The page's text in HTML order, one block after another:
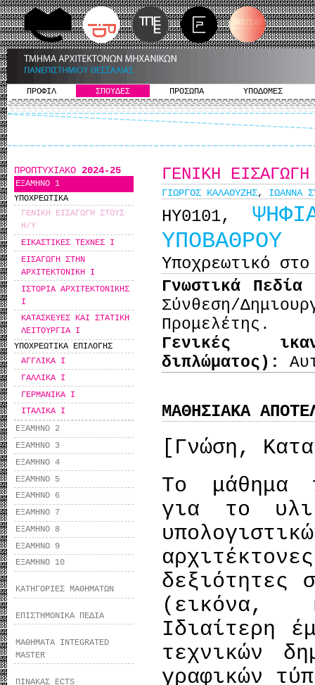
ΠΡΟΦΙΛ ΣΠΟΥΔΕΣ ΠΡΟΣΩΠΑ ΥΠΟΔΟΜΕΣ
ΠΡΟΠΤΥΧΙΑΚΟ 2024-25
ΕΞΑΜΗΝΟ 1
ΥΠΟΧΡΕΩΤΙΚΑ
ΓΕΝΙΚΗ ΕΙΣΑΓΩΓΗ ΣΤΟΥΣ
Η/Υ
ΕΙΚΑΣΤΙΚΕΣ ΤΕΧΝΕΣ Ι
ΕΙΣΑΓΩΓΗ ΣΤΗΝ
ΑΡΧΙΤΕΚΤΟΝΙΚΗ Ι
ΙΣΤΟΡΙΑ ΑΡΧΙΤΕΚΤΟΝΙΚΗΣ
Ι
ΚΑΤΑΣΚΕΥΕΣ ΚΑΙ ΣΤΑΤΙΚΗ
ΛΕΙΤΟΥΡΓΙΑ Ι
ΥΠΟΧΡΕΩΤΙΚΑ ΕΠΙΛΟΓΗΣ
ΑΓΓΛΙΚΑ Ι
ΓΑΛΛΙΚΑ Ι
ΓΕΡΜΑΝΙΚΑ Ι
ΙΤΑΛΙΚΑ Ι
ΕΞΑΜΗΝΟ 2
ΕΞΑΜΗΝΟ 3
ΕΞΑΜΗΝΟ 4
ΕΞΑΜΗΝΟ 5
ΕΞΑΜΗΝΟ 6
ΕΞΑΜΗΝΟ 7
ΕΞΑΜΗΝΟ 8
ΕΞΑΜΗΝΟ 9
ΕΞΑΜΗΝΟ 10
ΚΑΤΗΓΟΡΙΕΣ ΜΑΘΗΜΑΤΩΝ
ΕΠΙΣΤΗΜΟΝΙΚΑ ΠΕΔΙΑ
ΜΑΘΗΜΑΤΑ INTEGRATED
MASTER
ΠΙΝΑΚΑΣ ECTS
ΓΕΝΙΚΗ
ΓΙΩΡΓΟΣ ΚΑΛΑΟΥΖΗΣ, ΙΩΑΝΝΑ
ΗΥ0101,
ΥΠΟΒΑΘΡΟΥ
Υποχρεωτικό
Γνωστικά
Σύνθεση/
Προμελέτης.
Γενικές
διπλώματος):
ΜΑΘΗΣΙΑΚΑ
[Γνώση,
Το μάθημα
για το
δεξιότητες
(εικόνα,
Ιδιαίτερη
τεχνικών
γραφικών